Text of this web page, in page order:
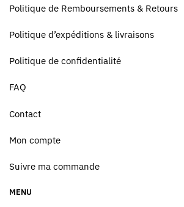
Politique de Remboursements & Retours
Politique d’expéditions & livraisons
Politique de confidentialité
FAQ
Contact
Mon compte
Suivre ma commande
MENU